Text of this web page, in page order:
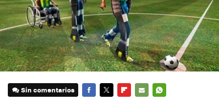
Sin comentarios